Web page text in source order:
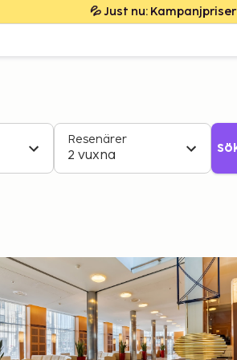
💦 Just nu:
Resenärer
2 vuxna